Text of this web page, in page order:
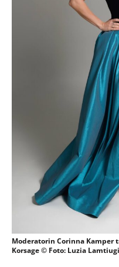
Moderatorin Corinna Kamper
Korsage © Foto: Luzia